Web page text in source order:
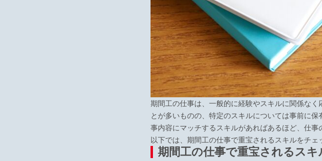
期間工の仕事は、一般的に経験やスキルに関係な
とが多いものの、特定のスキルについては事前に
事内容にマッチするスキルがあればあるほど、仕事
以下では、期間工の仕事で重宝されるスキルをチェ
期間工の仕事で重宝されるスキ